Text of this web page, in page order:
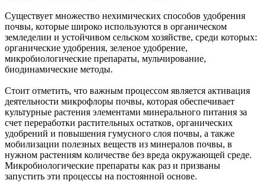
Существует множество нехимических способов удобрения
почвы, которые широко используются в органическом
земледелии и устойчивом сельском хозяйстве, среди которых:
органические удобрения, зеленое удобрение,
микробиологические препараты, мульчирование,
биодинамические методы.
Стоит отметить, что важным процессом является активация
деятельности микрофлоры почвы, которая обеспечивает
культурные растения элементами минерального питания за
счет переработки растительных остатков, органических
удобрений и повышения гумусного слоя почвы, а также
мобилизации полезных веществ из минералов почвы, в
нужном растениям количестве без вреда окружающей среде.
Микробиологические препараты как раз и призваны
запустить эти процессы на постоянной основе.